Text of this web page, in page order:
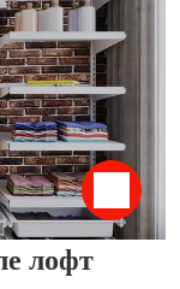
нереально?
чтобы все
лофт